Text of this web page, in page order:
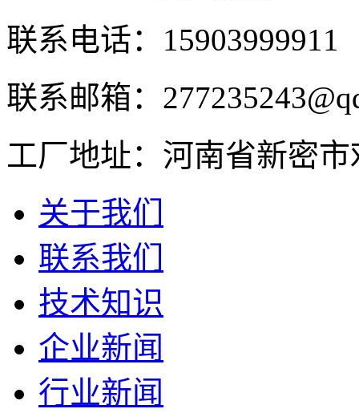
联系电话：15903999911
联系邮箱：
工厂地址：河南省新密
关于我们
联系我们
技术知识
企业新闻
行业新闻